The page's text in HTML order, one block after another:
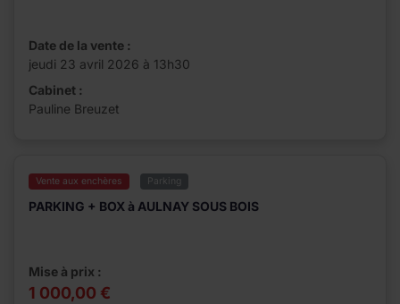
Date de la vente :
jeudi 23 avril 2026 à 13h30
Cabinet :
Pauline Breuzet
Vente aux enchères Parking
PARKING + BOX à AULNAY SOUS BOIS
Mise à prix :
1 000,00 €